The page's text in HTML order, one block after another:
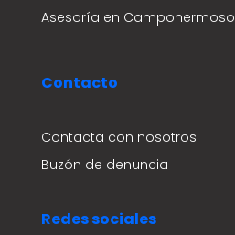
Asesoría en Campohermoso
Contacto
Contacta con nosotros
Buzón de denuncia
Redes sociales